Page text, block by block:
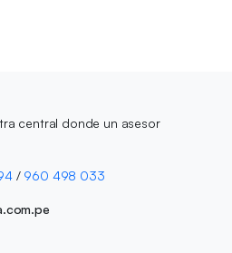
central donde un asesor
/ 960 498 033